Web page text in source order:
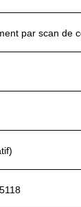
par scan de